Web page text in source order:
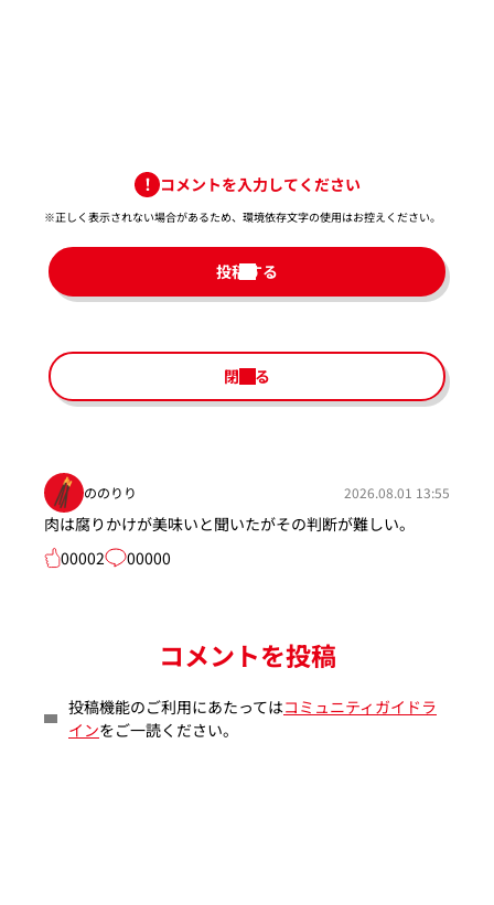
コメントを入力してください
※正しく表示されない場合があるため、環境依存文字の使用はお控えください。​
投稿する
閉じる
ののりり 2026.08.01 13:55
肉は腐りかけが美味いと聞いたがその判断が難しい。
00002
00000
コメントを投稿
投稿機能のご利用にあたってはコミュニティガイドラ
インをご一読ください。